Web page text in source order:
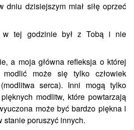
dniu dzisiejszym miał siłę oprzeć
w tej godzinie był z Tobą i nie
a moja główna refleksja o której
modlić może się tylko człowiek
serca). Inni mogą tylko
modlitw, które powtarzają
może być bardzo piękna i
stanie poruszyć innych.